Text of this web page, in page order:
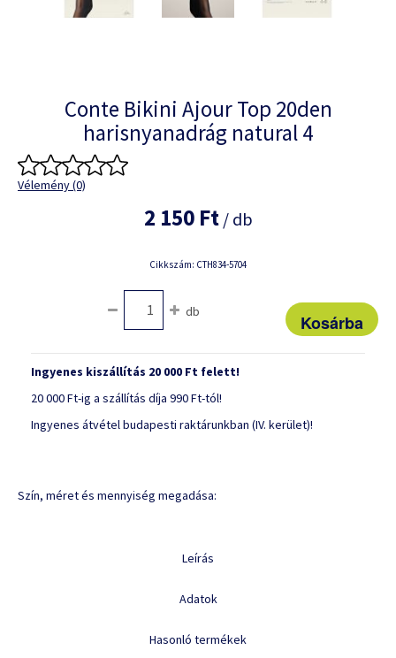
Conte Bikini Ajour Top 20den
harisnyanadrág natural 4
Vélemény (0)
2 150 Ft/ db
Cikkszám: CTH834-5704
db
Ingyenes kiszállítás 20 000 Ft felett!
20 000 Ft-ig a szállítás díja 990 Ft-tól!
Ingyenes átvétel budapesti raktárunkban (IV. kerület)!
Szín, méret és mennyiség megadása:
Leírás
Adatok
Hasonló termékek